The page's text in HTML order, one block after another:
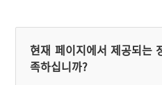
현재 페이지에서 제공되는
족하십니까?